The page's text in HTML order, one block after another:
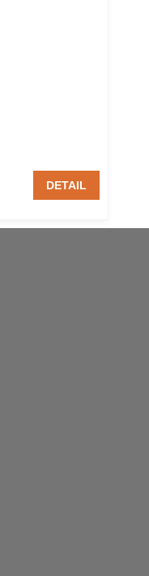
DETAIL